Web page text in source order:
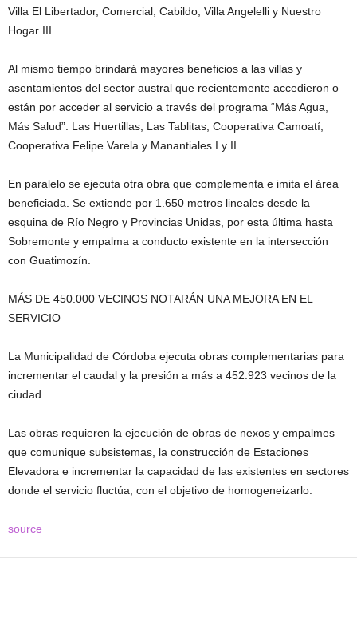
Villa El Libertador, Comercial, Cabildo, Villa Angelelli y Nuestro
Hogar III.
Al mismo tiempo brindará mayores beneficios a las villas y
asentamientos del sector austral que recientemente accedieron o
están por acceder al servicio a través del programa “Más Agua,
Más Salud”: Las Huertillas, Las Tablitas, Cooperativa Camoatí,
Cooperativa Felipe Varela y Manantiales I y II.
En paralelo se ejecuta otra obra que complementa e imita el área
beneficiada. Se extiende por 1.650 metros lineales desde la
esquina de Río Negro y Provincias Unidas, por esta última hasta
Sobremonte y empalma a conducto existente en la intersección
con Guatimozín.
MÁS DE 450.000 VECINOS NOTARÁN UNA MEJORA EN EL
SERVICIO
La Municipalidad de Córdoba ejecuta obras complementarias para
incrementar el caudal y la presión a más a 452.923 vecinos de la
ciudad.
Las obras requieren la ejecución de obras de nexos y empalmes
que comunique subsistemas, la construcción de Estaciones
Elevadora e incrementar la capacidad de las existentes en sectores
donde el servicio fluctúa, con el objetivo de homogeneizarlo.
source